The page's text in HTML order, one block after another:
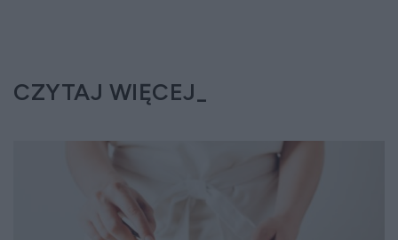
CZYTAJ WIĘCEJ